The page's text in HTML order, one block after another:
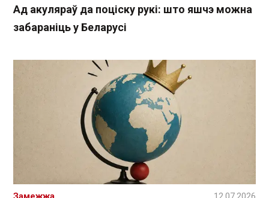
Ад акуляраў да поціску рукі: што яшчэ можна
забараніць у Беларусі